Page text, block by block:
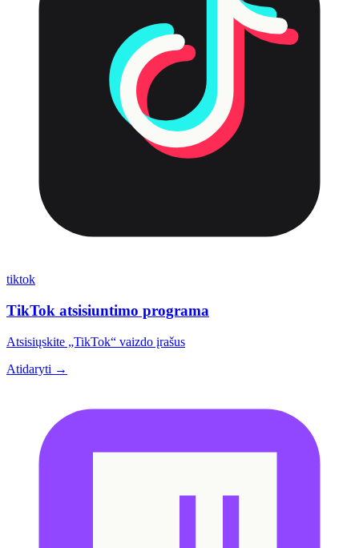
tiktok
TikTok atsisiuntimo programa
Atsisiųskite „TikTok“ vaizdo įrašus
Atidaryti →